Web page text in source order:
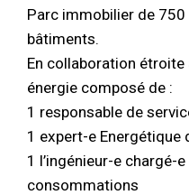
Parc immobilier de
bâtiments.
En collaboration étroite
énergie composé de :
1 responsable de
1 expert-e Energétique
1 l’ingénieur-e chargé-
consommations